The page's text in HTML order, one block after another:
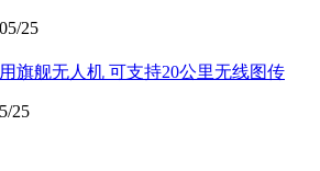
25
旗舰无人机 可支持20公里无线图传
25